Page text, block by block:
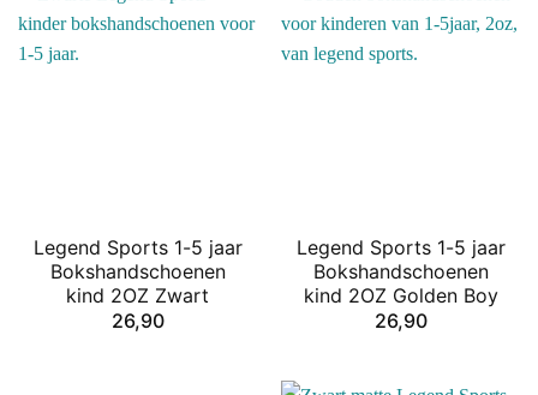
Legend Sports 1-5 jaar
Bokshandschoenen
kind 2OZ Zwart
26,90
Legend Sports 1-5 jaar
Bokshandschoenen
kind 2OZ Golden Boy
26,90